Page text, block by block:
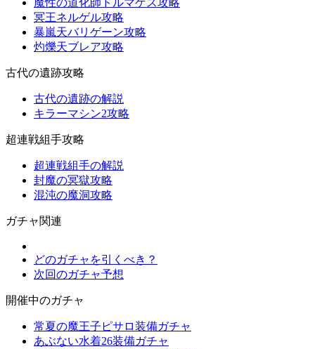
魔性の道化師ドルマゲス攻略
冥王ネルゲル攻略
暴嵐天バリゲーン攻略
灼爍天ブレア攻略
古代の遺跡攻略
古代の遺跡の解説
キラーマシン2攻略
超連戦組手攻略
超連戦組手の解説
封魔の冥獄攻略
混沌の魔洞攻略
ガチャ関連
どのガチャを引くべき？
次回のガチャ予想
開催中のガチャ
常夏の魔王子ピサロ装備ガチャ
あぶない水着26装備ガチャ